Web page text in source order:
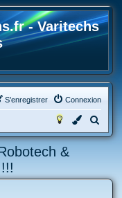
- Varitechs
Connexion
S’enregistrer
e
&